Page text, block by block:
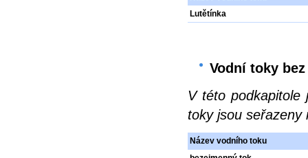
Lutětínka
Vodní toky
V této
toky jsou seřazeny
Název vodního toku